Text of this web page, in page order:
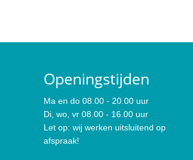
Openingstijden
Ma en do 08.00 - 20.00 uur
Di, wo, vr 08.00 - 16.00 uur
Let op: wij werken uitsluitend op
afspraak!